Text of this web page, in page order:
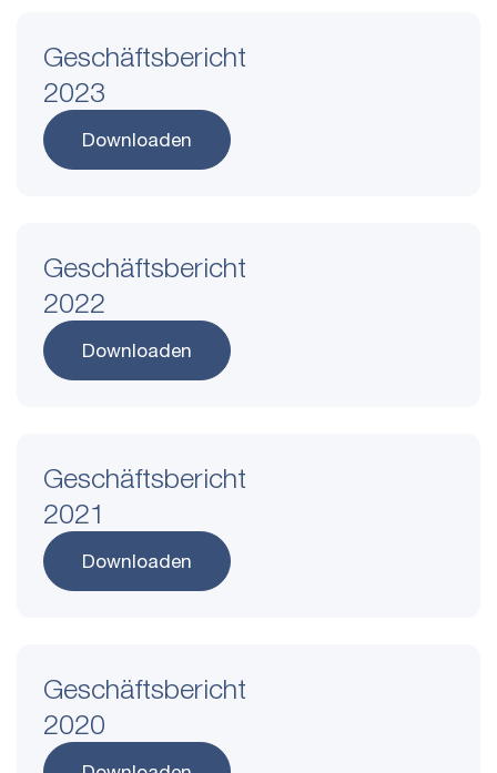
Geschäftsbericht
2023
Downloaden
Geschäftsbericht
2022
Downloaden
Geschäftsbericht
2021
Downloaden
Geschäftsbericht
2020